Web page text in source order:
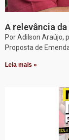
A relevância
Por Adilson Araújo,
Proposta de
Leia mais »